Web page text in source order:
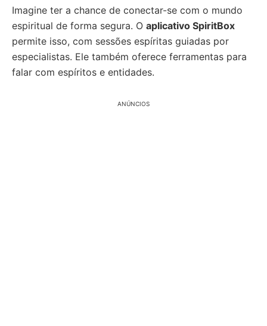
Imagine ter a chance de conectar-se com o mundo
espiritual de forma segura. O aplicativo SpiritBox
permite isso, com sessões espíritas guiadas por
especialistas. Ele também oferece ferramentas para
falar com espíritos e entidades.
ANÚNCIOS